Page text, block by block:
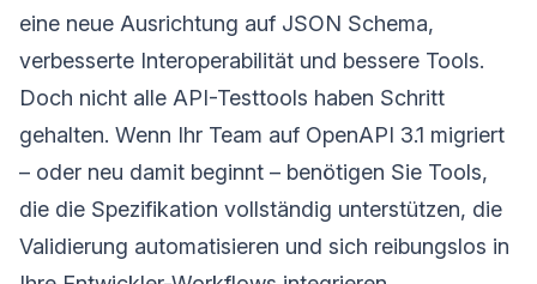
eine neue Ausrichtung auf JSON Schema,
verbesserte Interoperabilität und bessere Tools.
Doch nicht alle API-Testtools haben Schritt
gehalten. Wenn Ihr Team auf OpenAPI 3.1 migriert
– oder neu damit beginnt – benötigen Sie Tools,
die die Spezifikation vollständig unterstützen, die
Validierung automatisieren und sich reibungslos in